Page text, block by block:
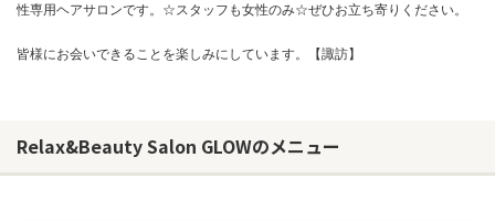
性専用ヘアサロンです。☆スタッフも女性のみ☆ぜひお立ち寄りください。
皆様にお会いできることを楽しみにしています。【諏訪】
Relax&Beauty Salon GLOWのメニュー